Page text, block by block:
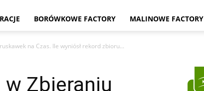
BORÓWKOWE FACTORY MALINOWE FACTORY
na Czas. Ile wyniósł rekord zbioru...
Zbieraniu